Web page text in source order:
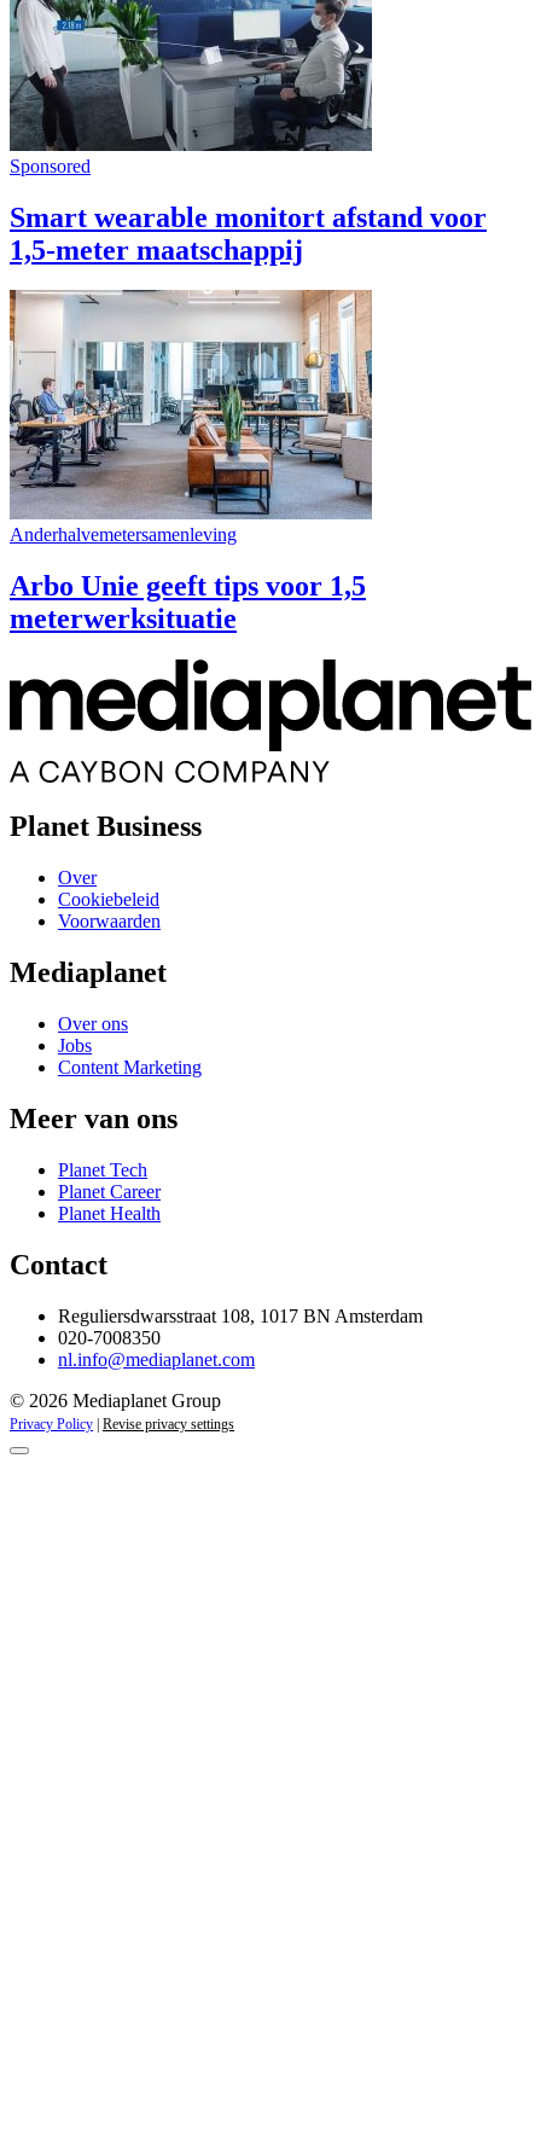
Sponsored
Smart wearable monitort afstand voor
1,5-meter maatschappij
Anderhalvemetersamenleving
Arbo Unie geeft tips voor 1,5
meterwerksituatie
Planet Business
Over
Cookiebeleid
Voorwaarden
Mediaplanet
Over ons
Jobs
Content Marketing
Meer van ons
Planet Tech
Planet Career
Planet Health
Contact
Reguliersdwarsstraat 108, 1017 BN Amsterdam
020-7008350
nl.info@mediaplanet.com
© 2026 Mediaplanet Group
Privacy Policy | Revise privacy settings